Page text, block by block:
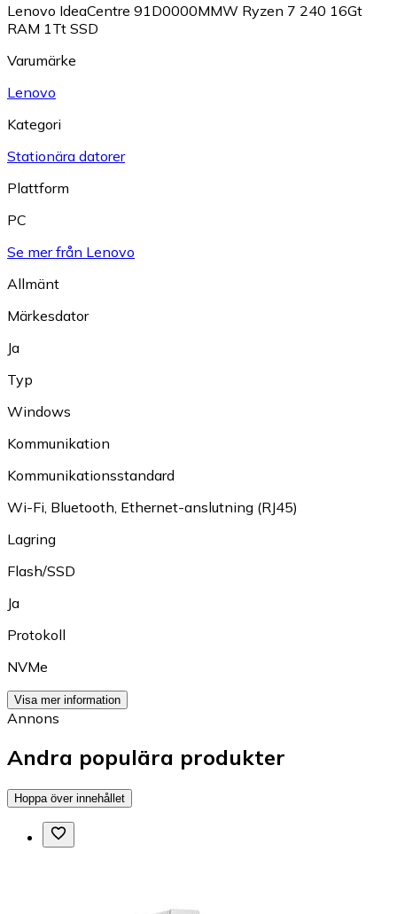
Lenovo IdeaCentre 91D0000MMW Ryzen 7 240 16Gt
RAM 1Tt SSD
Varumärke
Lenovo
Kategori
Stationära datorer
Plattform
PC
Se mer från Lenovo
Allmänt
Märkesdator
Ja
Typ
Windows
Kommunikation
Kommunikationsstandard
Wi-Fi Bluetooth Ethernet-anslutning (RJ45)
Lagring
Flash/SSD
Ja
Protokoll
NVMe
Visa mer information
Annons
Andra populära produkter
Hoppa över innehållet